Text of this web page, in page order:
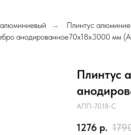
→ Плинтус
анодированное70х18х3000 мм
Плинтус
АПП-7018-С
1276 р.